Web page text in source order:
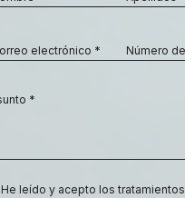
He leído y acepto los